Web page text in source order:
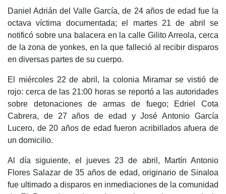
Daniel Adrián del Valle García, de 24 años de edad fue la
octava víctima documentada; el martes 21 de abril se
notificó sobre una balacera en la calle Gilito Arreola, cerca
de la zona de yonkes, en la que falleció al recibir disparos
en diversas partes de su cuerpo.
El miércoles 22 de abril, la colonia Miramar se vistió de
rojo: cerca de las 21:00 horas se reportó a las autoridades
sobre detonaciones de armas de fuego; Edriel Cota
Cabrera, de 27 años de edad y José Antonio García
Lucero, de 20 años de edad fueron acribillados afuera de
un domicilio.
Al día siguiente, el jueves 23 de abril, Martín Antonio
Flores Salazar de 35 años de edad, originario de Sinaloa
fue ultimado a disparos en inmediaciones de la comunidad